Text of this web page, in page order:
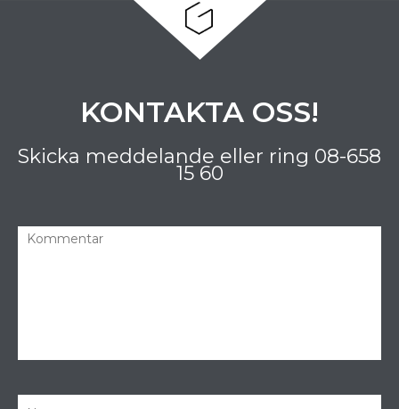
KONTAKTA OSS!
Skicka meddelande eller ring 08-658
15 60